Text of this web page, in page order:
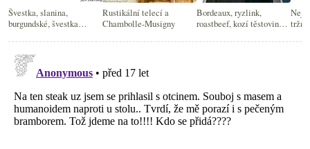
Švestka, slanina,
burgundské, švestka…
Rustikální telecí a
Chambolle-Musigny
Bordeaux, ryzlink,
roastbeef, kozí těstoviny a